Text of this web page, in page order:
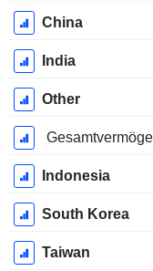
China
India
Other
Indonesia
South Korea
Taiwan